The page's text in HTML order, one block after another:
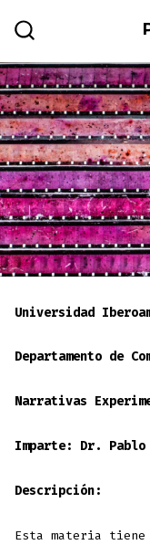
content
Universidad
Departamento de
Narrativas
Imparte: Dr.
Descripción:
Esta materia